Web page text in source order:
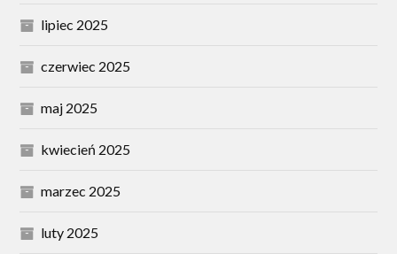
lipiec 2025
czerwiec 2025
maj 2025
kwiecień 2025
marzec 2025
luty 2025